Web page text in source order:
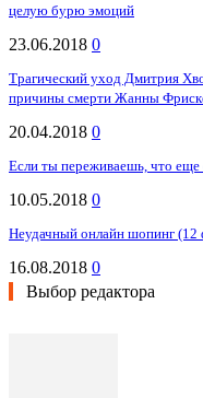
целую бурю эмоций
23.06.2018 0
Трагический уход Дмитрия
причины смерти Жанны
20.04.2018 0
Если ты переживаешь, что
10.05.2018 0
Неудачный онлайн шопинг (12
16.08.2018 0
Выбор редактора